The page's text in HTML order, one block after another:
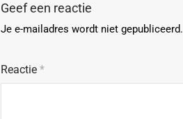
Geef een reactie
Je e-mailadres wordt niet gepubliceerd.
Reactie *